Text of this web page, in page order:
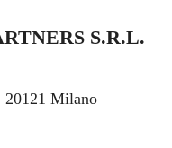
S.R.L.
Milano